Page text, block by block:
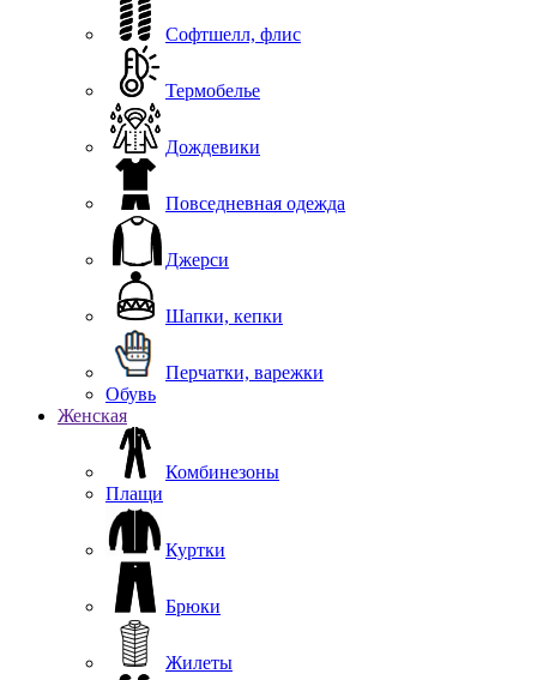
Софтшелл, флис
Термобелье
Дождевики
Повседневная одежда
Джерси
Шапки, кепки
Перчатки, варежки
Обувь
Женская
Комбинезоны
Плащи
Куртки
Брюки
Жилеты